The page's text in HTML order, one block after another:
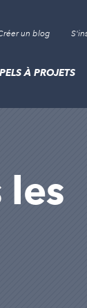
un blog
À PROJETS